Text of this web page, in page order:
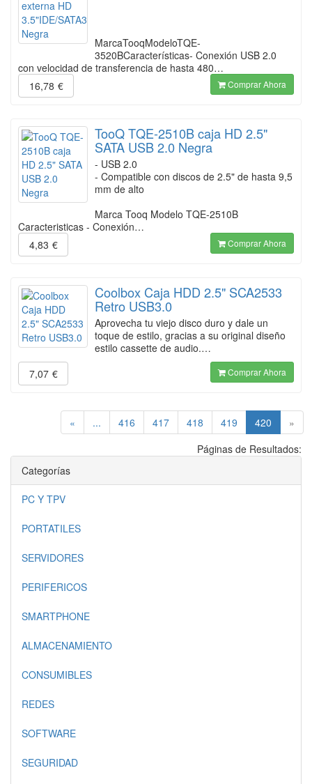
MarcaTooqModeloTQE-
3520BCaracterísticas- Conexión USB 2.0
con velocidad de transferencia de hasta 480…
16,78 € Comprar Ahora
TooQ TQE-2510B caja HD 2.5"
SATA USB 2.0 Negra
- USB 2.0
- Compatible con discos de 2.5" de hasta 9,5
mm de alto
Marca Tooq Modelo TQE-2510B
Caracteristicas - Conexión…
4,83 € Comprar Ahora
Coolbox Caja HDD 2.5" SCA2533
Retro USB3.0
Aprovecha tu viejo disco duro y dale un
toque de estilo, gracias a su original diseño
estilo cassette de audio.…
7,07 € Comprar Ahora
« ... 416 417 418 419 420 (current)
»
Páginas de Resultados:
Categorías
PC Y TPV
PORTATILES
SERVIDORES
PERIFERICOS
SMARTPHONE
ALMACENAMIENTO
CONSUMIBLES
REDES
SOFTWARE
SEGURIDAD